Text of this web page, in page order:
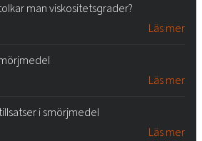
man viskositetsgrader?
Läs mer
Läs mer
i smörjmedel
Läs mer